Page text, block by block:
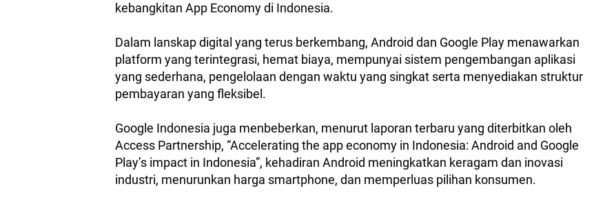
kebangkitan App Economy di Indonesia.
Dalam lanskap digital yang terus berkembang, Android dan Google Play menawarkan
platform yang terintegrasi, hemat biaya, mempunyai sistem pengembangan aplikasi
yang sederhana, pengelolaan dengan waktu yang singkat serta menyediakan struktur
pembayaran yang fleksibel.
Google Indonesia juga menbeberkan, menurut laporan terbaru yang diterbitkan oleh
Access Partnership, “Accelerating the app economy in Indonesia: Android and Google
Play’s impact in Indonesia”, kehadiran Android meningkatkan keragam dan inovasi
industri, menurunkan harga smartphone, dan memperluas pilihan konsumen.